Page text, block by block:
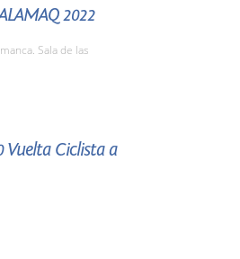
2022
Sala de las
Vuelta Ciclista a